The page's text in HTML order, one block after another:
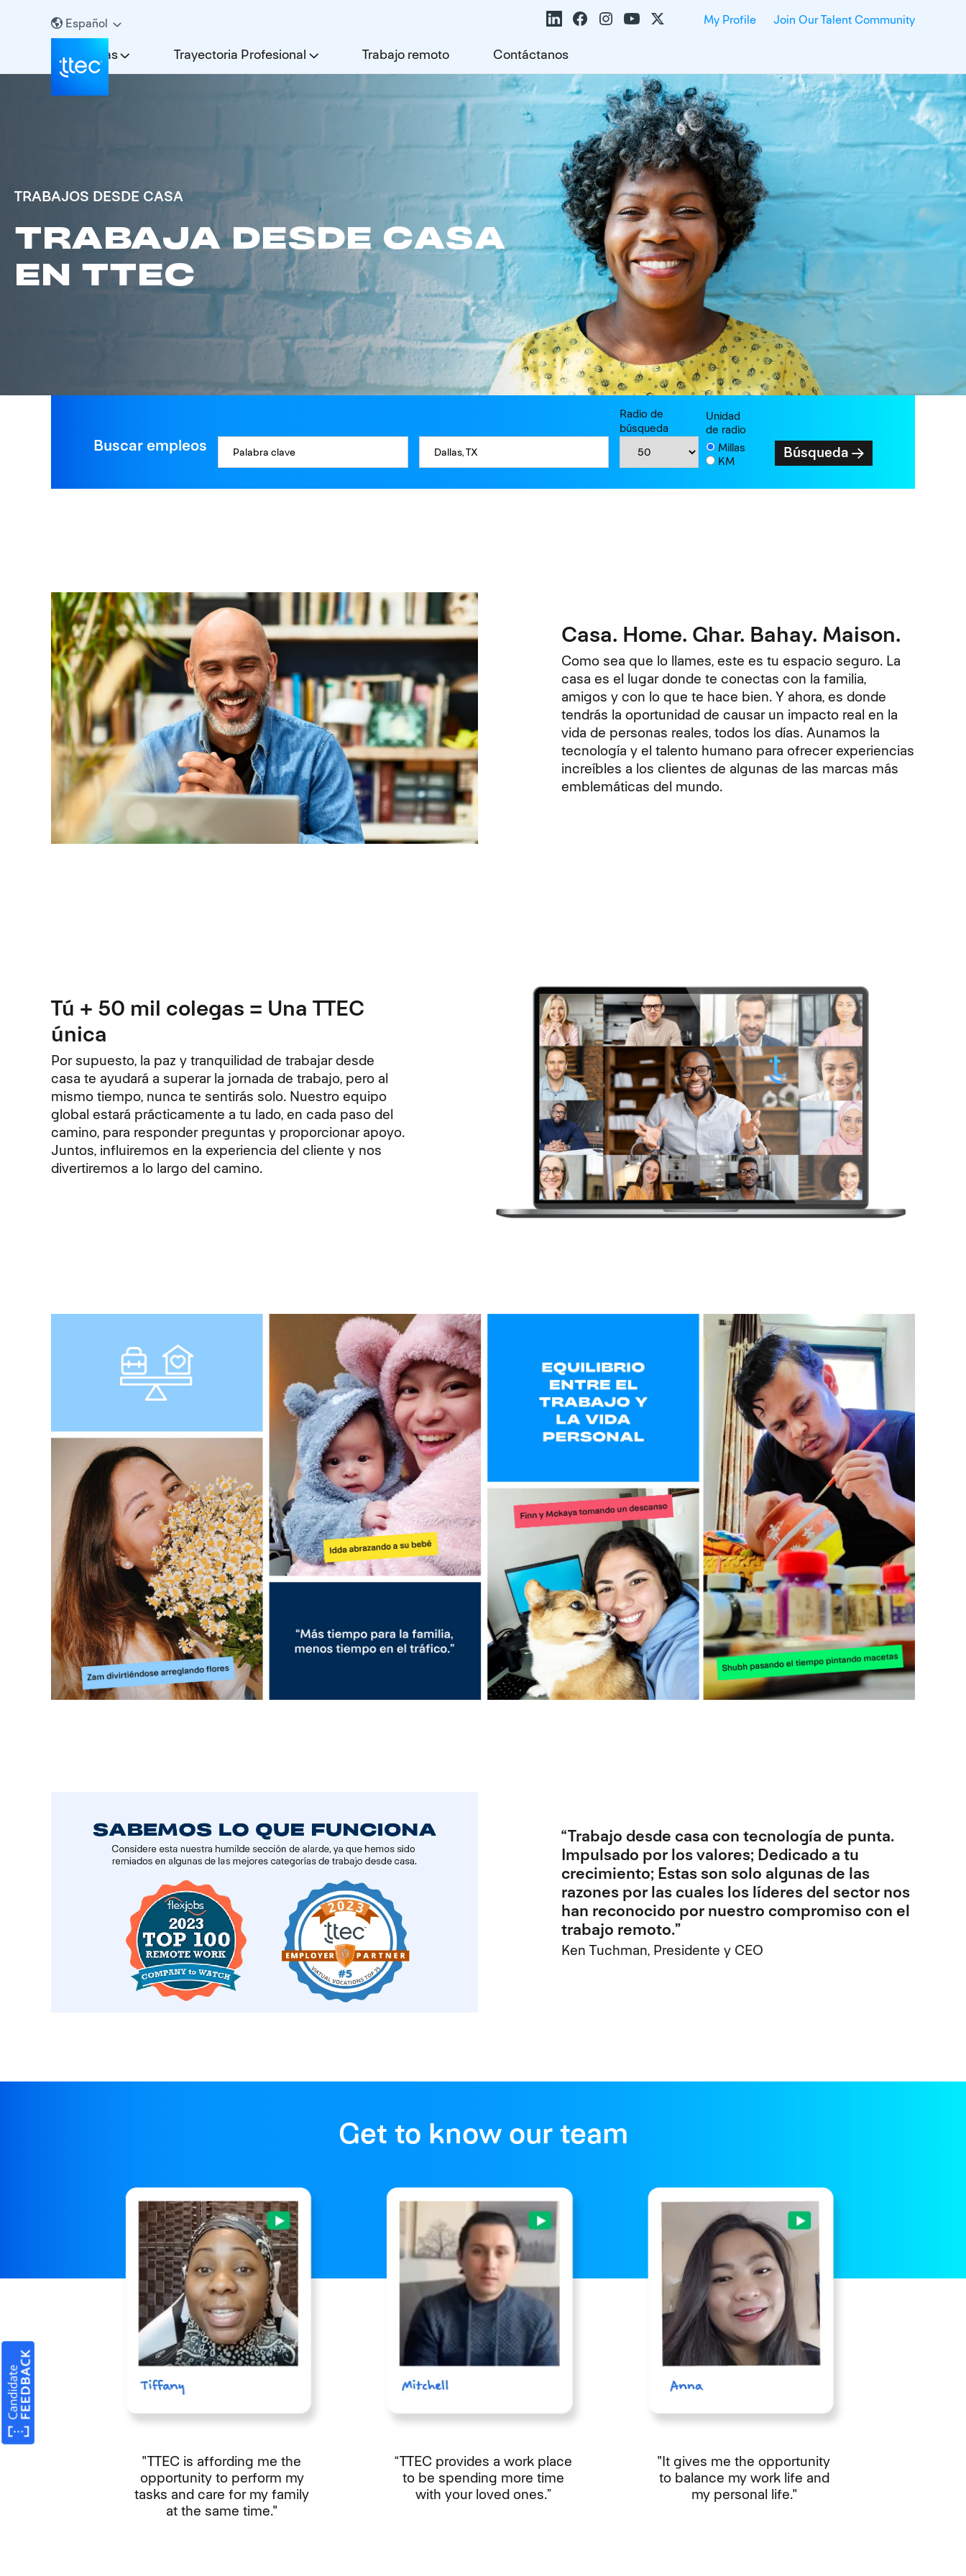
Español My Profile Join Our Talent Community
Carreras Trayectoria Profesional Trabajo remoto Contáctanos
TRABAJOS DESDE CASA
TRABAJA DESDE CASA
EN TTEC
Buscar empleos
Radio de
búsqueda
Unidad
de radio
Millas
KM
Búsqueda
Casa. Home. Ghar. Bahay. Maison.
Como sea que lo llames, este es tu espacio seguro. La
casa es el lugar donde te conectas con la familia,
amigos y con lo que te hace bien. Y ahora, es donde
tendrás la oportunidad de causar un impacto real en la
vida de personas reales, todos los días. Aunamos la
tecnología y el talento humano para ofrecer experiencias
increíbles a los clientes de algunas de las marcas más
emblemáticas del mundo.
Tú + 50 mil colegas = Una TTEC
única
Por supuesto, la paz y tranquilidad de trabajar desde
casa te ayudará a superar la jornada de trabajo, pero al
mismo tiempo, nunca te sentirás solo. Nuestro equipo
global estará prácticamente a tu lado, en cada paso del
camino, para responder preguntas y proporcionar apoyo.
Juntos, influiremos en la experiencia del cliente y nos
divertiremos a lo largo del camino.
“Trabajo desde casa con tecnología de punta.
Impulsado por los valores; Dedicado a tu
crecimiento; Estas son solo algunas de las
razones por las cuales los líderes del sector nos
han reconocido por nuestro compromiso con el
trabajo remoto.”
Ken Tuchman, Presidente y CEO
Get to know our team
"TTEC is affording me the
opportunity to perform my
tasks and care for my family
at the same time."
“TTEC provides a work place
to be spending more time
with your loved ones.”
"It gives me the opportunity
to balance my work life and
my personal life."